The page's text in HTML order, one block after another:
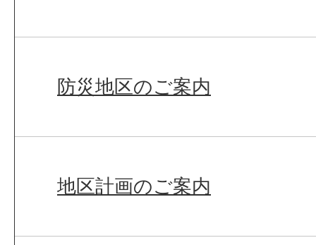
防災地区のご案内
地区計画のご案内